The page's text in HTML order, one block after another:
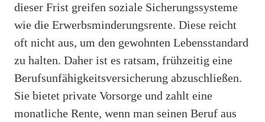
dieser Frist greifen soziale Sicherungssysteme
wie die Erwerbsminderungsrente. Diese reicht
oft nicht aus, um den gewohnten Lebensstandard
zu halten. Daher ist es ratsam, frühzeitig eine
Berufsunfähigkeitsversicherung abzuschließen.
Sie bietet private Vorsorge und zahlt eine
monatliche Rente, wenn man seinen Beruf aus